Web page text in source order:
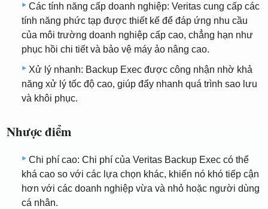
Các tính năng cấp doanh nghiệp: Veritas cung cấp các
tính năng phức tạp được thiết kế để đáp ứng nhu cầu
của môi trường doanh nghiệp cấp cao, chẳng hạn như
phục hồi chi tiết và bảo vệ máy ảo nâng cao.
Xử lý nhanh: Backup Exec được công nhận nhờ khả
năng xử lý tốc độ cao, giúp đẩy nhanh quá trình sao lưu
và khôi phục.
Nhược điểm
Chi phí cao: Chi phí của Veritas Backup Exec có thể
khá cao so với các lựa chọn khác, khiến nó khó tiếp cận
hơn với các doanh nghiệp vừa và nhỏ hoặc người dùng
cá nhân.